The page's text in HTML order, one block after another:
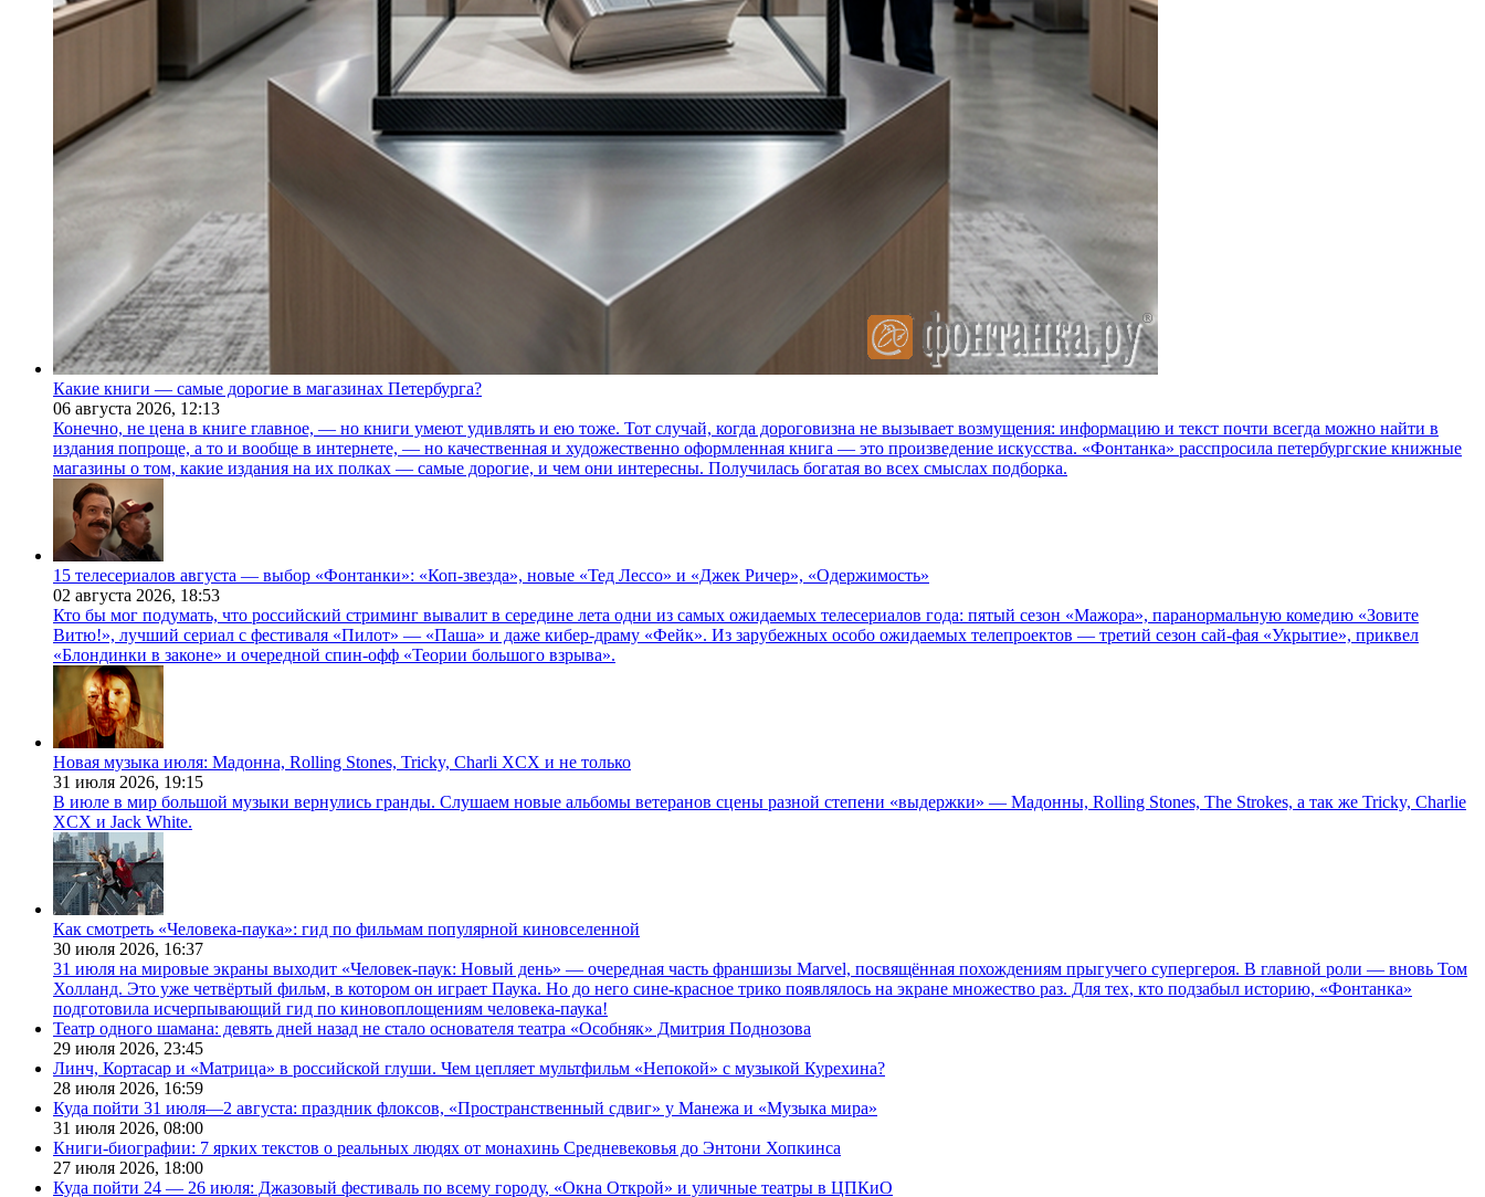
Какие книги — самые дорогие в магазинах Петербурга?
06 августа 2026, 12:13
Конечно, не цена в книге главное, — но книги умеют удивлять и ею тоже. Тот случай, когда дороговизна не вызывает возмущения: информацию и текст почти всегда можно найти в
издания попроще, а то и вообще в интернете, — но качественная и художественно оформленная книга — это произведение искусства. «Фонтанка» расспросила петербургские книжные
магазины о том, какие издания на их полках — самые дорогие, и чем они интересны. Получилась богатая во всех смыслах подборка.
15 телесериалов августа — выбор «Фонтанки»: «Коп-звезда», новые «Тед Лессо» и «Джек Ричер», «Одержимость»
02 августа 2026, 18:53
Кто бы мог подумать, что российский стриминг вывалит в середине лета одни из самых ожидаемых телесериалов года: пятый сезон «Мажора», паранормальную комедию «Зовите
Витю!», лучший сериал с фестиваля «Пилот» — «Паша» и даже кибер-драму «Фейк». Из зарубежных особо ожидаемых телепроектов — третий сезон сай-фая «Укрытие», приквел
«Блондинки в законе» и очередной спин-офф «Теории большого взрыва».
Новая музыка июля: Мадонна, Rolling Stones, Tricky, Charli XCX и не только
31 июля 2026, 19:15
В июле в мир большой музыки вернулись гранды. Слушаем новые альбомы ветеранов сцены разной степени «выдержки» — Мадонны, Rolling Stones, The Strokes, а так же Tricky, Charlie
XCX и Jack White.
Как смотреть «Человека-паука»: гид по фильмам популярной киновселенной
30 июля 2026, 16:37
31 июля на мировые экраны выходит «Человек-паук: Новый день» — очередная часть франшизы Marvel, посвящённая похождениям прыгучего супергероя. В главной роли — вновь Том
Холланд. Это уже четвёртый фильм, в котором он играет Паука. Но до него сине-красное трико появлялось на экране множество раз. Для тех, кто подзабыл историю, «Фонтанка»
подготовила исчерпывающий гид по киновоплощениям человека-паука!
Театр одного шамана: девять дней назад не стало основателя театра «Особняк» Дмитрия Поднозова
29 июля 2026, 23:45
Линч, Кортасар и «Матрица» в российской глуши. Чем цепляет мультфильм «Непокой» с музыкой Курехина?
28 июля 2026, 16:59
Куда пойти 31 июля—2 августа: праздник флоксов, «Пространственный сдвиг» у Манежа и «Музыка мира»
31 июля 2026, 08:00
Книги-биографии: 7 ярких текстов о реальных людях от монахинь Средневековья до Энтони Хопкинса
27 июля 2026, 18:00
Куда пойти 24 — 26 июля: Джазовый фестиваль по всему городу, «Окна Открой» и уличные театры в ЦПКиО